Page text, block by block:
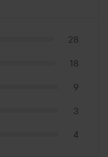
28
18
9
3
4